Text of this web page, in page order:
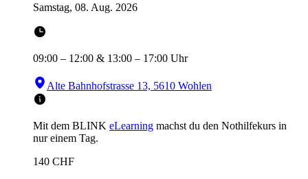
Samstag, 08. Aug. 2026
09:00 – 12:00 & 13:00 – 17:00 Uhr
Alte Bahnhofstrasse 13, 5610 Wohlen
Mit dem BLINK eLearning machst du den Nothilfekurs in
nur einem Tag.
140 CHF